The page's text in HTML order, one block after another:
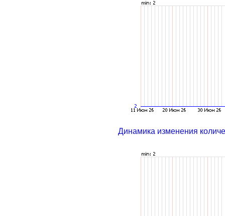
Динамика изменения